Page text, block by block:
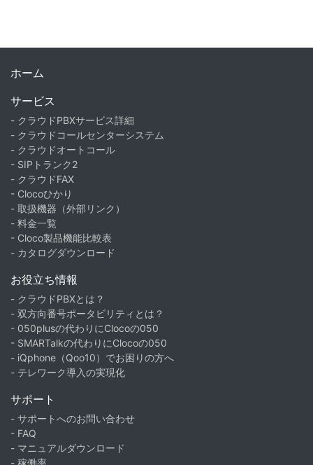
ホーム
サービス
- クラウドPBXサービス詳細
- クラウドコールセンターシステム
- クラウドオートコール
- SIPトランク2
- クラウドFAX
- Clocoひかり
- 取扱機器（外部リンク）
- 料金一覧
- Cloco製品機能比較表
- カタログダウンロード
お役立ち情報
- クラウドPBXとは？
- 双方向番号ポータビリティとは？
- 050plusの代わりにClocoの050
- SMARTalkの代わりにClocoの050
- iQphone（Qoo10）でお困りの方へ
- テレワーク導入の実現化
サポート
- サポートへのお問い合わせ
- FAQ
- マニュアルダウンロード
- 稼働率